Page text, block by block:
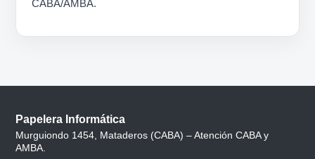
CABA/AMBA.
Papelera Informática
Murguiondo 1454, Mataderos (CABA) – Atención CABA y
AMBA.